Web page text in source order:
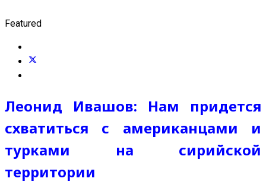
Featured
Леонид Ивашов: Нам придется
схватиться с американцами и
турками на сирийской
территории